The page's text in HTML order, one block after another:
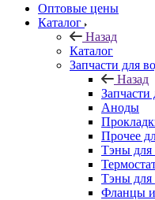
Оптовые цены
Каталог
Назад
Каталог
Запчасти для
Назад
Запчасти
Аноды
Прочее
Тэны для
Тэны для
Фланцы и